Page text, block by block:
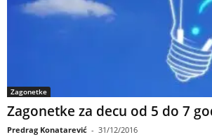
Zagonetke
Zagonetke za decu od 5 do 7
Predrag Konatarević - 31/12/2016